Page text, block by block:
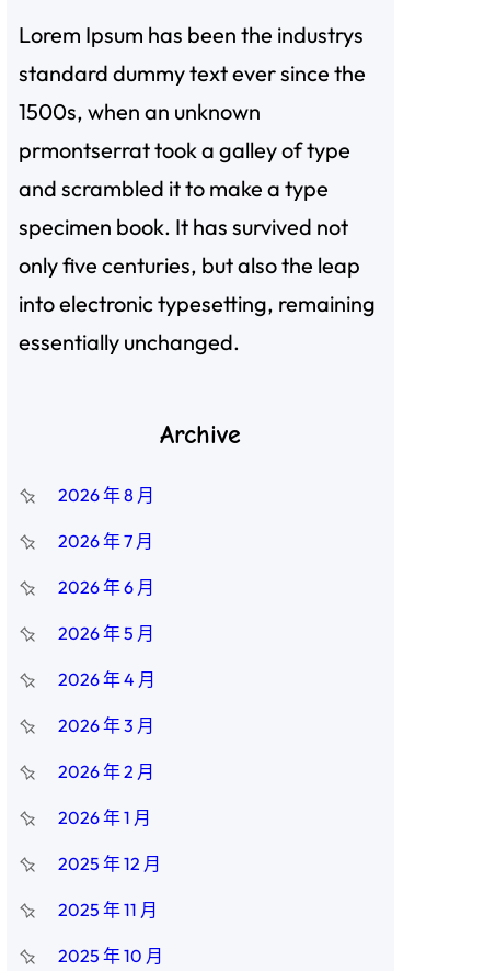
Lorem Ipsum has been the industrys
standard dummy text ever since the
1500s, when an unknown
prmontserrat took a galley of type
and scrambled it to make a type
specimen book. It has survived not
only five centuries, but also the leap
into electronic typesetting, remaining
essentially unchanged.
Archive
2026 年 8 月
2026 年 7 月
2026 年 6 月
2026 年 5 月
2026 年 4 月
2026 年 3 月
2026 年 2 月
2026 年 1 月
2025 年 12 月
2025 年 11 月
2025 年 10 月